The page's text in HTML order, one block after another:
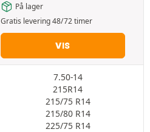
På lager
Gratis levering 48/72 timer
VIS
7.50-14
215R14
215/75 R14
215/80 R14
225/75 R14